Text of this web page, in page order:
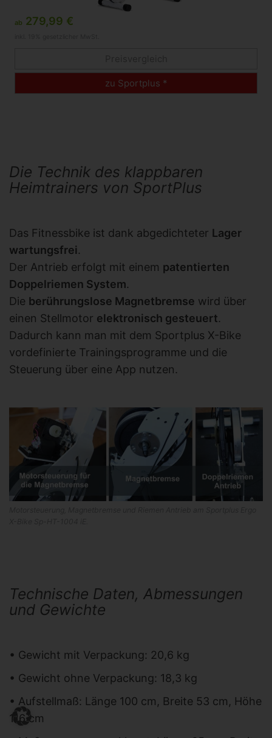
ab 279,99 €
zu Sportplus *
Die Technik des klappbaren
Heimtrainers von SportPlus
Das Fitnessbike ist dank abgedichteter Lager
wartungsfrei.
Der Antrieb erfolgt mit einem patentierten
Doppelriemen System.
Die berührungslose Magnetbremse wird über
einen Stellmotor elektronisch gesteuert.
Dadurch kann man mit dem Sportplus X-Bike
vordefinierte Trainingsprogramme und die
Steuerung über eine App nutzen.
Technische Daten, Abmessungen
und Gewichte
• Gewicht mit Verpackung: 20,6 kg
• Gewicht ohne Verpackung: 18,3 kg
• Aufstellmaß: Länge 100 cm, Breite 53 cm, Höhe
116 cm